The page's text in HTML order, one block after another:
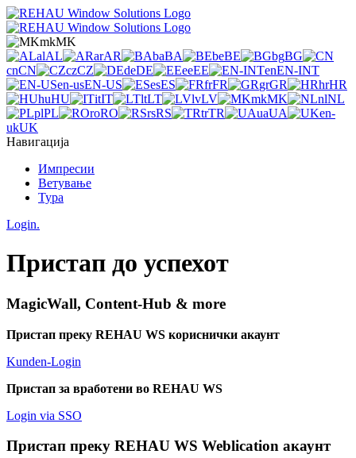
mkMK
alAL arAR baBA beBE bgBG
cnCN czCZ deDE eeEE enEN-INT
en-usEN-US esES frFR grGR hrHR
huHU itIT ltLT lvLV mkMK nlNL
plPL roRO rsRS trTR uaUA
en-
ukUK
Навигација
Импресии
Ветување
Тура
Login.
Пристап до успехот
MagicWall, Content-Hub & more
Пристап преку REHAU WS кориснички акаунт
Kunden-Login
Пристап за вработени во REHAU WS
Login via SSO
Пристап преку REHAU WS Weblication акаунт